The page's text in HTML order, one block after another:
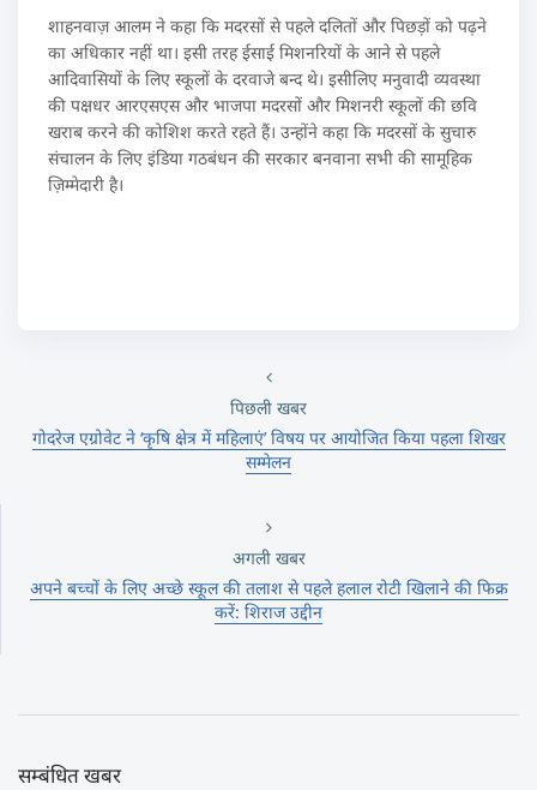
शाहनवाज़ आलम ने कहा कि मदरसों से पहले दलितों और पिछड़ों को पढ़ने
का अधिकार नहीं था। इसी तरह ईसाई मिशनरियों के आने से पहले
आदिवासियों के लिए स्कूलों के दरवाजे बन्द थे। इसीलिए मनुवादी व्यवस्था
की पक्षधर आरएसएस और भाजपा मदरसों और मिशनरी स्कूलों की छवि
खराब करने की कोशिश करते रहते हैं। उन्होंने कहा कि मदरसों के सुचारु
संचालन के लिए इंडिया गठबंधन की सरकार बनवाना सभी की सामूहिक
ज़िम्मेदारी है।
पिछली खबर
गोदरेज एग्रोवेट ने ‘कृषि क्षेत्र में महिलाएं’ विषय पर आयोजित किया पहला शिखर
सम्मेलन
अगली खबर
अपने बच्चों के लिए अच्छे स्कूल की तलाश से पहले हलाल रोटी खिलाने की फिक्र
करें: शिराज उद्दीन
सम्बंधित खबर